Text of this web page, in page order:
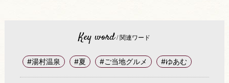
Key word/ 関連ワード
#湯村温泉 #夏 #ご当地グルメ #ゆあむ